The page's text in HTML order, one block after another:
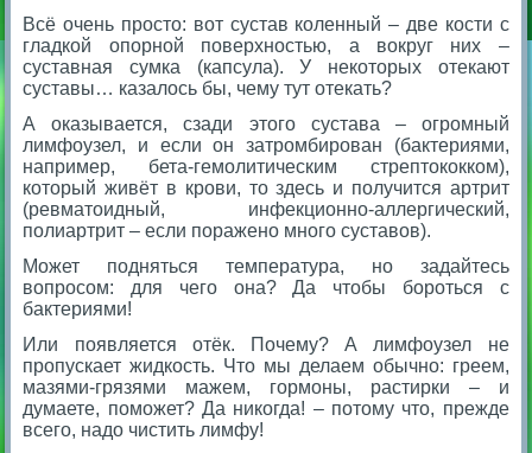
Всё очень просто: вот сустав коленный – две кости с
гладкой опорной поверхностью, а вокруг них –
суставная сумка (капсула). У некоторых отекают
суставы… казалось бы, чему тут отекать?
А оказывается, сзади этого сустава – огромный
лимфоузел, и если он затромбирован (бактериями,
например, бета-гемолитическим стрептококком),
который живёт в крови, то здесь и получится артрит
(ревматоидный, инфекционно-аллергический,
полиартрит – если поражено много суставов).
Может подняться температура, но задайтесь
вопросом: для чего она? Да чтобы бороться с
бактериями!
Или появляется отёк. Почему? А лимфоузел не
пропускает жидкость. Что мы делаем обычно: греем,
мазями-грязями мажем, гормоны, растирки – и
думаете, поможет? Да никогда! – потому что, прежде
всего, надо чистить лимфу!